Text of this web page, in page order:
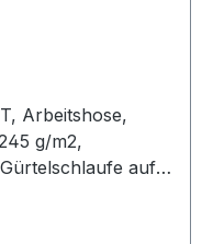
Arbeitshose,
g/m2,
auf